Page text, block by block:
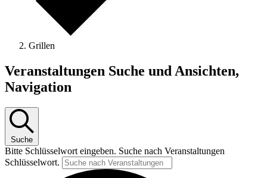
Grillen
Veranstaltungen Suche und Ansichten,
Navigation
Suche
Bitte Schlüsselwort eingeben. Suche nach Veranstaltungen
Schlüsselwort.